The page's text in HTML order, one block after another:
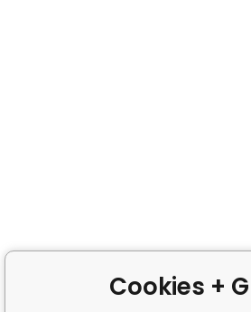
Cookies +